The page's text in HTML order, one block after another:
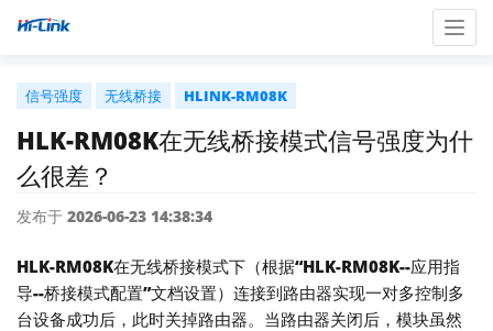
信号强度 无线桥接 HLINK-RM08K
HLK-RM08K在无线桥接模式信号强度为什
么很差？
发布于 2026-06-23 14:38:34
HLK-RM08K在无线桥接模式下（根据“HLK-RM08K--应用指
导--桥接模式配置”文档设置）连接到路由器实现一对多控制多
台设备成功后，此时关掉路由器。当路由器关闭后，模块虽然